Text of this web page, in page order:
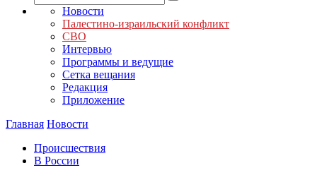
Новости
Палестино-израильский конфликт
СВО
Интервью
Программы и ведущие
Сетка вещания
Редакция
Приложение
Главная Новости
Происшествия
В России